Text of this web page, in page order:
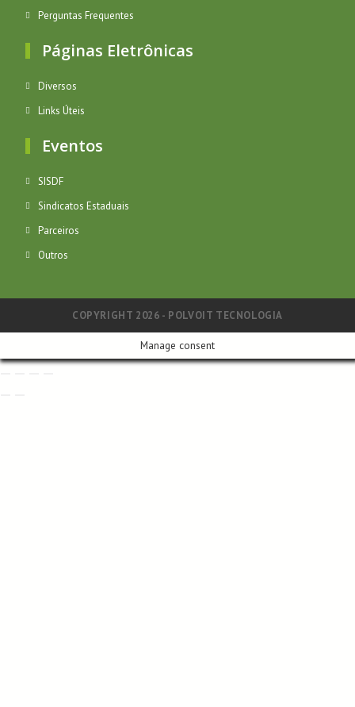
Perguntas Frequentes
Páginas Eletrônicas
Diversos
Links Úteis
Eventos
SISDF
Sindicatos Estaduais
Parceiros
Outros
COPYRIGHT 2026 - POLVOIT TECNOLOGIA
Manage consent